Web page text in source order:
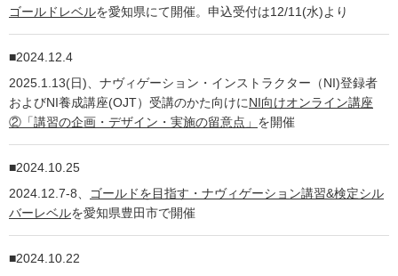
ゴールドレベルを愛知県にて開催。申込受付は12/11(水)より
2024.12.4
2025.1.13(日)、ナヴィゲーション・インストラクター（NI)登録者
およびNI養成講座(OJT）受講のかた向けにNI向けオンライン講座
②「講習の企画・デザイン・実施の留意点」 を開催
2024.10.25
2024.12.7-8、
ゴールドを目指す・ナヴィゲーション講習&検定シル
バーレベルを愛知県豊田市で開催
2024.10.22